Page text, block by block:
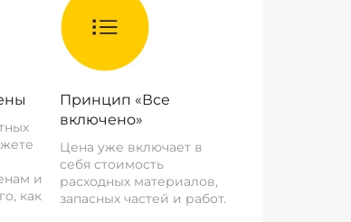
и
как
Принцип «Все
включено»
Цена уже включает в
себя стоимость
расходных материалов,
запасных частей и работ.